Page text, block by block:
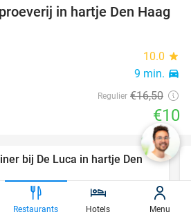
39%
in hartje Den Haag
10.0 star
9 min. directions_car
Regulier €16,50
€10
47%
bij De Luca in hartje Den
Restaurants Hotels Menu